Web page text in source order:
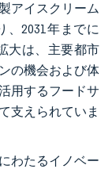
アイスクリーム
、2031年までに
大は、主要都市
の機会および体
用するフードサ
支えられていま
わたるイノベー